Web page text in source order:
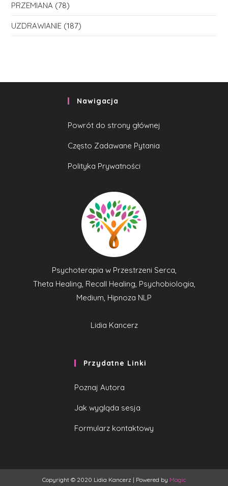
PRZEMIANA (78)
UZDRAWIANIE (187)
Nawigacja
Powrót do strony głównej
Często Zadawane Pytania
Polityka Prywatności
Psychoterapia w Przestrzeni Serca,
Theta Healing, Recall Healing, Psychobiologia,
Medium, Hipnoza NLP
Lidia Kancerz
Przydatne Linki
Poznaj Autora
Jak wygląda sesja
Formularz kontaktowy
Copyright © 2020 Lidia Kancerz | Powered by Magic